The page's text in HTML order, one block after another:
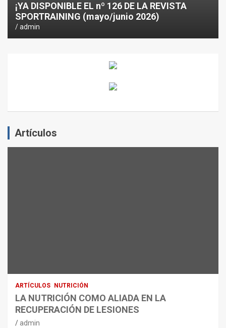
¡YA DISPONIBLE EL nº 126 DE LA REVISTA
SPORTRAINING (mayo/junio 2026)
admin
Artículos
ARTÍCULOS NUTRICIÓN
LA NUTRICIÓN COMO ALIADA EN LA
RECUPERACIÓN DE LESIONES
admin